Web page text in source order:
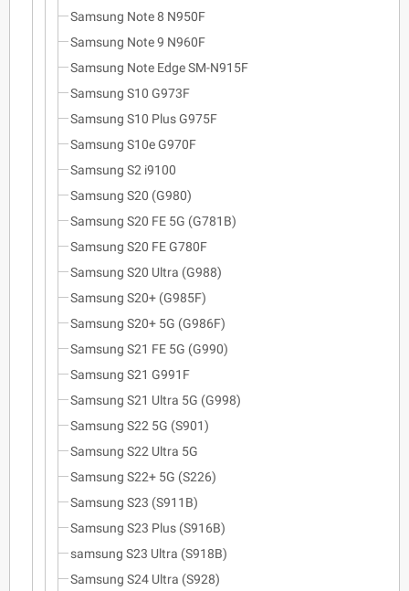
Samsung Note 8 N950F
Samsung Note 9 N960F
Samsung Note Edge SM-N915F
Samsung S10 G973F
Samsung S10 Plus G975F
Samsung S10e G970F
Samsung S2 i9100
Samsung S20 (G980)
Samsung S20 FE 5G (G781B)
Samsung S20 FE G780F
Samsung S20 Ultra (G988)
Samsung S20+ (G985F)
Samsung S20+ 5G (G986F)
Samsung S21 FE 5G (G990)
Samsung S21 G991F
Samsung S21 Ultra 5G (G998)
Samsung S22 5G (S901)
Samsung S22 Ultra 5G
Samsung S22+ 5G (S226)
Samsung S23 (S911B)
Samsung S23 Plus (S916B)
samsung S23 Ultra (S918B)
Samsung S24 Ultra (S928)